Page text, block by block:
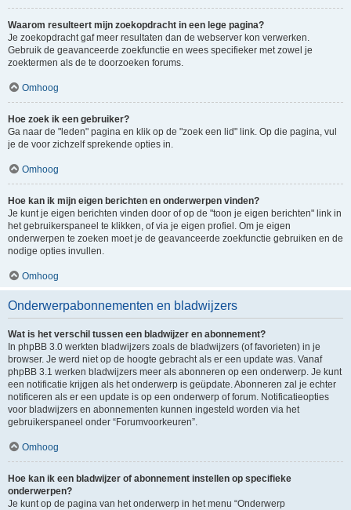
Waarom resulteert mijn zoekopdracht in een lege pagina?
Je zoekopdracht gaf meer resultaten dan de webserver kon verwerken.
Gebruik de geavanceerde zoekfunctie en wees specifieker met zowel je
zoektermen als de te doorzoeken forums.
Omhoog
Hoe zoek ik een gebruiker?
Ga naar de "leden" pagina en klik op de "zoek een lid" link. Op die pagina, vul
je de voor zichzelf sprekende opties in.
Omhoog
Hoe kan ik mijn eigen berichten en onderwerpen vinden?
Je kunt je eigen berichten vinden door of op de "toon je eigen berichten" link in
het gebruikerspaneel te klikken, of via je eigen profiel. Om je eigen
onderwerpen te zoeken moet je de geavanceerde zoekfunctie gebruiken en de
nodige opties invullen.
Omhoog
Onderwerpabonnementen en bladwijzers
Wat is het verschil tussen een bladwijzer en abonnement?
In phpBB 3.0 werkten bladwijzers zoals de bladwijzers (of favorieten) in je
browser. Je werd niet op de hoogte gebracht als er een update was. Vanaf
phpBB 3.1 werken bladwijzers meer als abonneren op een onderwerp. Je kunt
een notificatie krijgen als het onderwerp is geüpdate. Abonneren zal je echter
notificeren als er een update is op een onderwerp of forum. Notificatieopties
voor bladwijzers en abonnementen kunnen ingesteld worden via het
gebruikerspaneel onder “Forumvoorkeuren”.
Omhoog
Hoe kan ik een bladwijzer of abonnement instellen op specifieke
onderwerpen?
Je kunt op de pagina van het onderwerp in het menu “Onderwerp